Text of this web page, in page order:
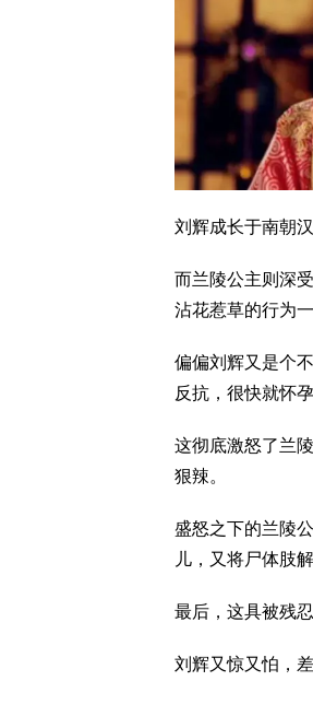
刘辉成长于南朝
而兰陵公主则深
沾花惹草的行为
偏偏刘辉又是个
反抗，很快就怀孕
这彻底激怒了兰
狠辣。
盛怒之下的兰陵
儿，又将尸体肢
最后，这具被残
刘辉又惊又怕，